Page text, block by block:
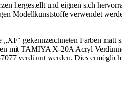
hergestellt und eignen sich
Modellkunststoffe verwendet
gekennzeichneten Farben matt
mit TAMIYA X-20A Acryl
verdünnt werden. Dies